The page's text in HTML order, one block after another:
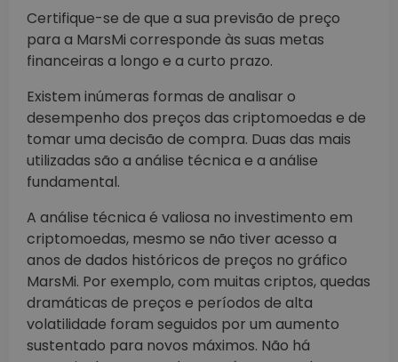
Certifique-se de que a sua previsão de preço
para a MarsMi corresponde às suas metas
financeiras a longo e a curto prazo.
Existem inúmeras formas de analisar o
desempenho dos preços das criptomoedas e de
tomar uma decisão de compra. Duas das mais
utilizadas são a análise técnica e a análise
fundamental.
A análise técnica é valiosa no investimento em
criptomoedas, mesmo se não tiver acesso a
anos de dados históricos de preços no gráfico
MarsMi. Por exemplo, com muitas criptos, quedas
dramáticas de preços e períodos de alta
volatilidade foram seguidos por um aumento
sustentado para novos máximos. Não há